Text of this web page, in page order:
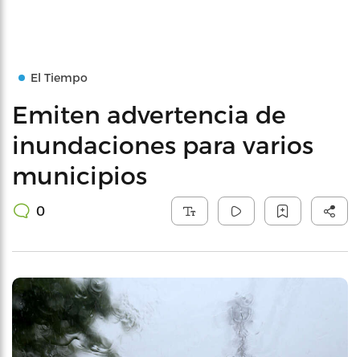
El Tiempo
Emiten advertencia de
inundaciones para varios
municipios
0